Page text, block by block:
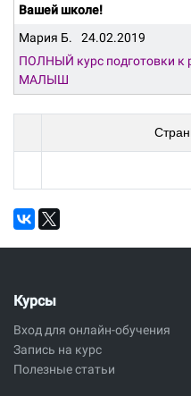
Вашей школе!
Мария Б.
24.02.2019
ПОЛНЫЙ курс подготовки
МАЛЫШ
Курсы
Вход для онлайн-обучения
Запись на курс
Полезные статьи